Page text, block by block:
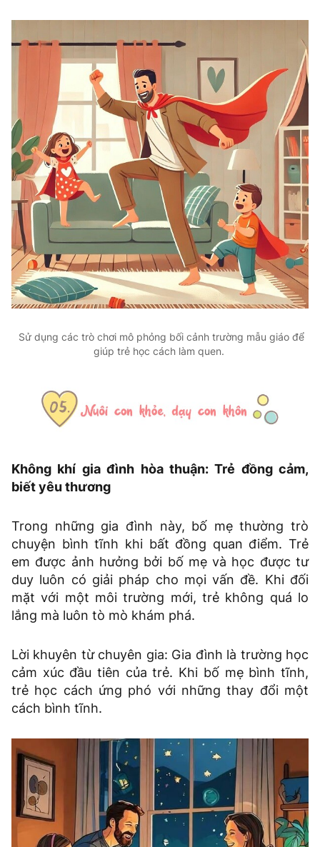
Sử dụng các trò chơi mô phỏng bối cảnh trường mẫu giáo để
giúp trẻ học cách làm quen.
Không khí gia đình hòa thuận: Trẻ đồng cảm,
biết yêu thương
Trong những gia đình này, bố mẹ thường trò
chuyện bình tĩnh khi bất đồng quan điểm. Trẻ
em được ảnh hưởng bởi bố mẹ và học được tư
duy luôn có giải pháp cho mọi vấn đề. Khi đối
mặt với một môi trường mới, trẻ không quá lo
lắng mà luôn tò mò khám phá.
Lời khuyên từ chuyên gia: Gia đình là trường học
cảm xúc đầu tiên của trẻ. Khi bố mẹ bình tĩnh,
trẻ học cách ứng phó với những thay đổi một
cách bình tĩnh.